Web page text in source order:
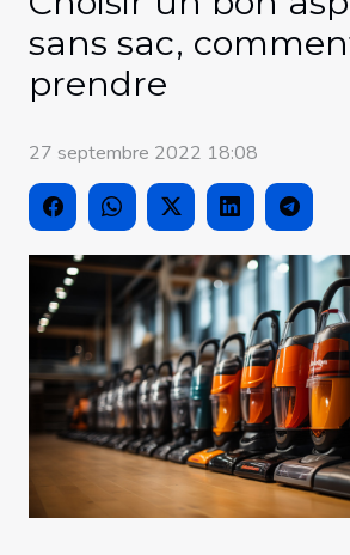
sans sac,
prendre
27 septembre 2022 18:08